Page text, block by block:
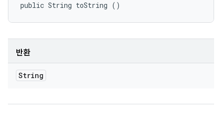
public String toString ()
반환
String